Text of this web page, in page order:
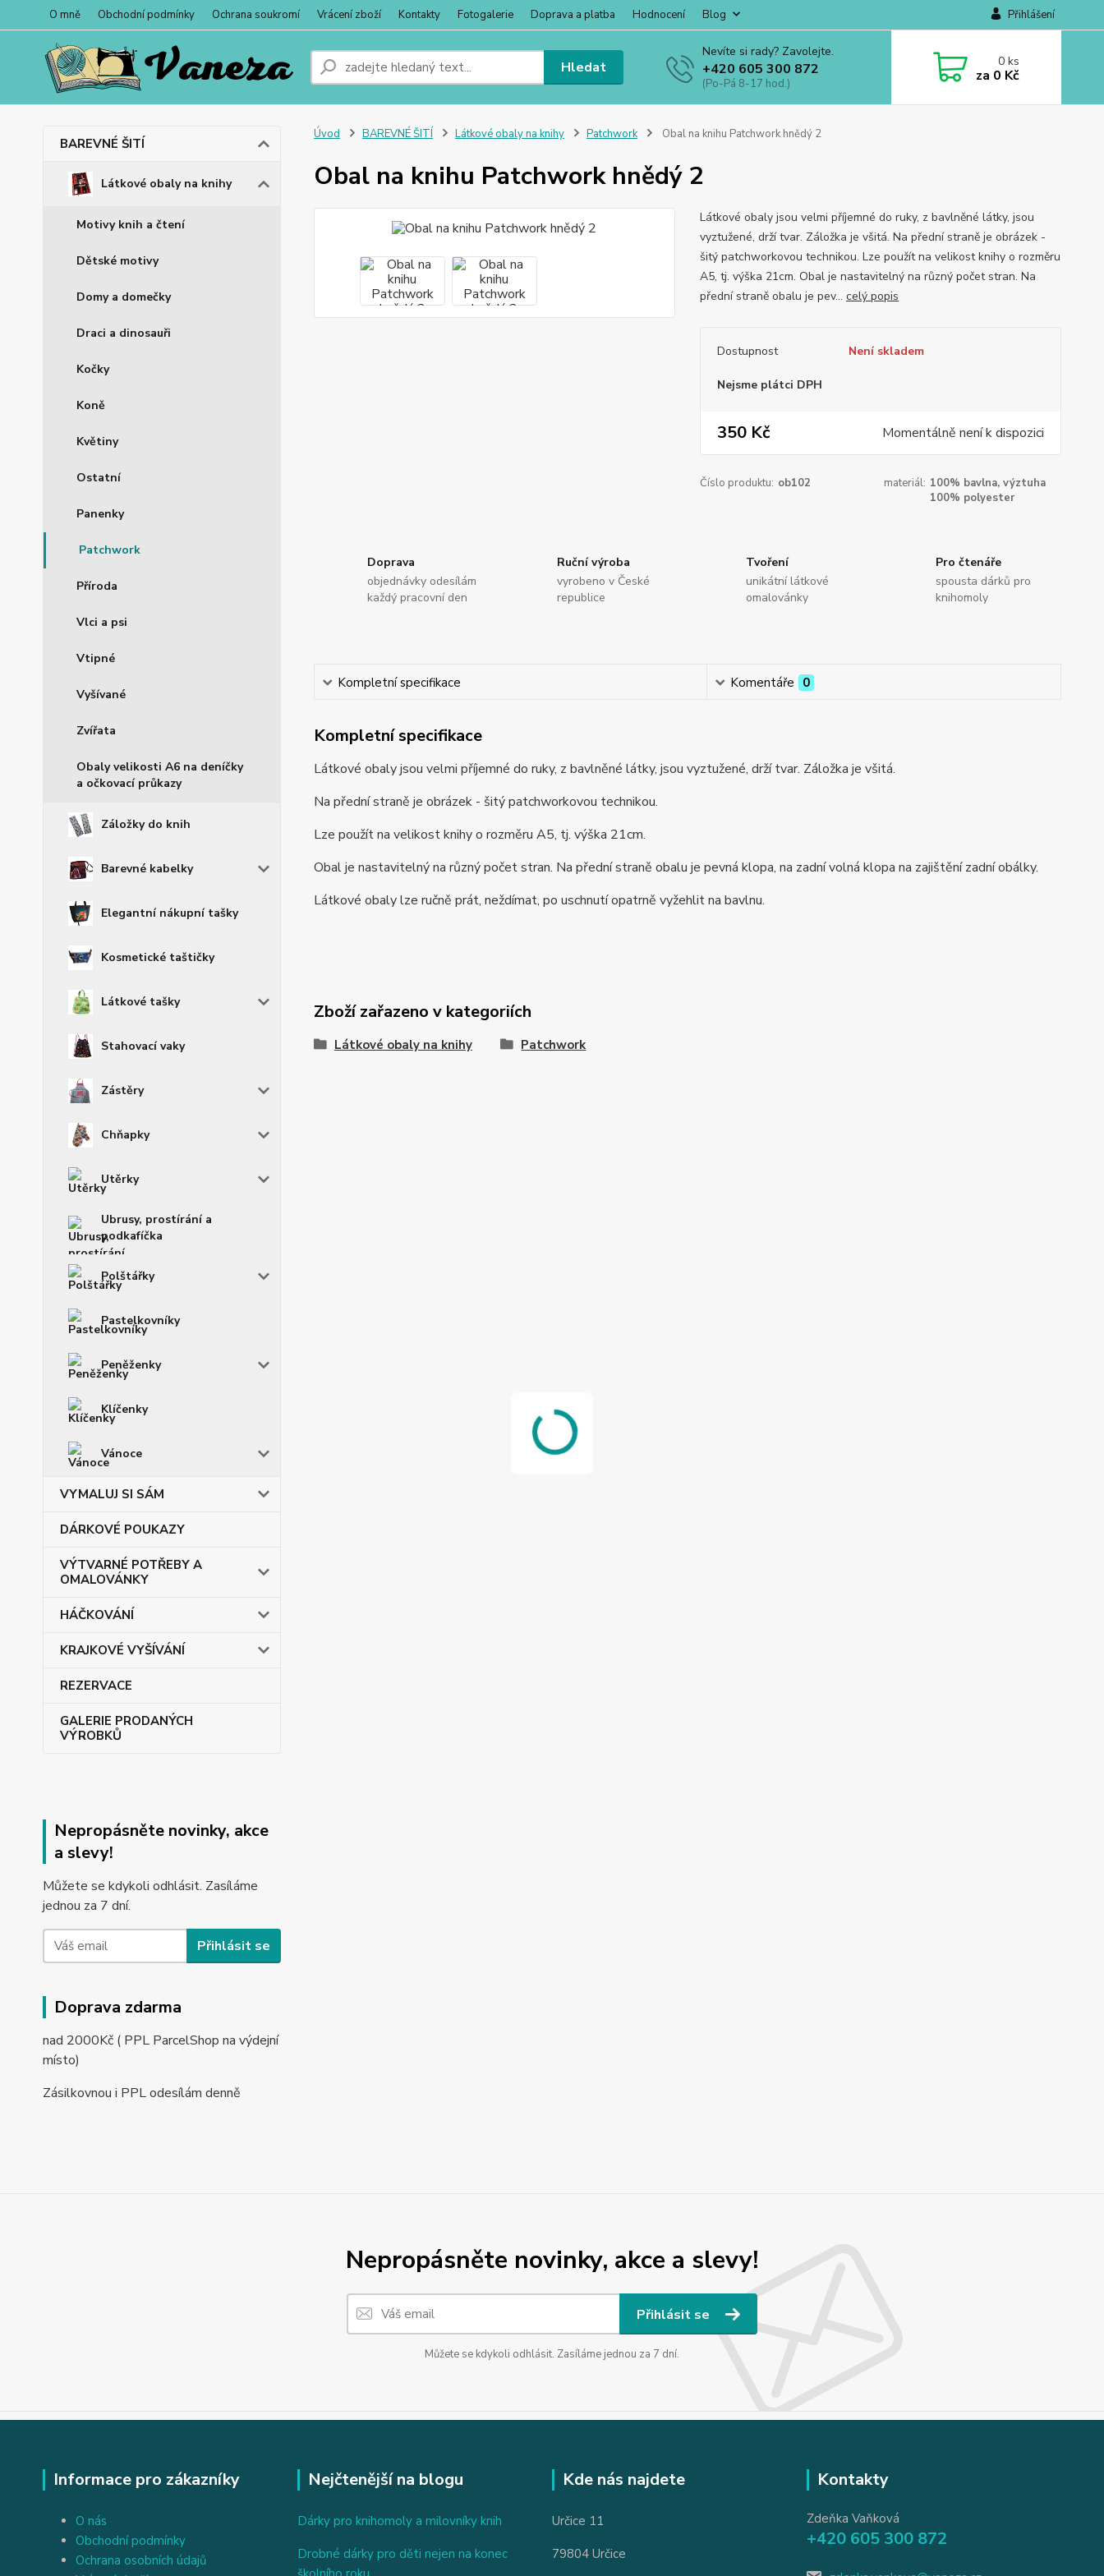
O mně Obchodní podmínky Ochrana soukromí Vrácení zboží Kontakty Fotogalerie Doprava a platba Hodnocení Blog Přihlášení
Hledat
Nevíte si rady? Zavolejte.
+420 605 300 872
(Po-Pá 8-17 hod.)
0ks
za 0 Kč
BAREVNÉ ŠITÍ
Látkové obaly na knihy
Motivy knih a čtení
Dětské motivy
Domy a domečky
Draci a dinosauři
Kočky
Koně
Květiny
Ostatní
Panenky
Patchwork
Příroda
Vlci a psi
Vtipné
Vyšívané
Zvířata
Obaly velikosti A6 na deníčky
a očkovací průkazy
Záložky do knih
Barevné kabelky
Elegantní nákupní tašky
Kosmetické taštičky
Látkové tašky
Stahovací vaky
Zástěry
Chňapky
Utěrky
Ubrusy, prostírání a
podkafíčka
Polštářky
Pastelkovníky
Peněženky
Klíčenky
Vánoce
VYMALUJ SI SÁM
DÁRKOVÉ POUKAZY
VÝTVARNÉ POTŘEBY A
OMALOVÁNKY
HÁČKOVÁNÍ
KRAJKOVÉ VYŠÍVÁNÍ
REZERVACE
GALERIE PRODANÝCH
VÝROBKŮ
Nepropásněte novinky, akce
a slevy!
Můžete se kdykoli odhlásit. Zasíláme
jednou za 7 dní.
Přihlásit se
Doprava zdarma
nad 2000Kč ( PPL ParcelShop na výdejní
místo)
Zásilkovnou i PPL odesílám denně
Úvod BAREVNÉ ŠITÍ Látkové obaly na knihy Patchwork Obal na knihu Patchwork hnědý 2
Obal na knihu Patchwork hnědý 2
Látkové obaly jsou velmi příjemné do ruky, z bavlněné látky, jsou
vyztužené, drží tvar. Záložka je všitá. Na přední straně je obrázek -
šitý patchworkovou technikou. Lze použít na velikost knihy o rozměru
A5, tj. výška 21cm. Obal je nastavitelný na různý počet stran. Na
přední straně obalu je pev... celý popis
Dostupnost Není skladem
Nejsme plátci DPH
350 Kč Momentálně není k dispozici
Číslo produktu: ob102 materiál: 100% bavlna, výztuha
100% polyester
Doprava
objednávky odesílám
každý pracovní den
Ruční výroba
vyrobeno v České
republice
Tvoření
unikátní látkové
omalovánky
Pro čtenáře
spousta dárků pro
knihomoly
Kompletní specifikace Komentáře 0
Kompletní specifikace
Látkové obaly jsou velmi příjemné do ruky, z bavlněné látky, jsou vyztužené, drží tvar. Záložka je všitá.
Na přední straně je obrázek - šitý patchworkovou technikou.
Lze použít na velikost knihy o rozměru A5, tj. výška 21cm.
Obal je nastavitelný na různý počet stran. Na přední straně obalu je pevná klopa, na zadní volná klopa na zajištění zadní obálky.
Látkové obaly lze ručně prát, neždímat, po uschnutí opatrně vyžehlit na bavlnu.
Zboží zařazeno v kategoriích
Látkové obaly na knihy Patchwork
Nepropásněte novinky, akce a slevy!
Přihlásit se
Můžete se kdykoli odhlásit. Zasíláme jednou za 7 dní.
Informace pro zákazníky
O nás
Obchodní podmínky
Ochrana osobních údajů
Nejčtenější na blogu
Dárky pro knihomoly a milovníky knih
Drobné dárky pro děti nejen na konec
Kde nás najdete
Určice 11
79804 Určice
Kontakty
Zdeňka Vaňková
+420 605 300 872